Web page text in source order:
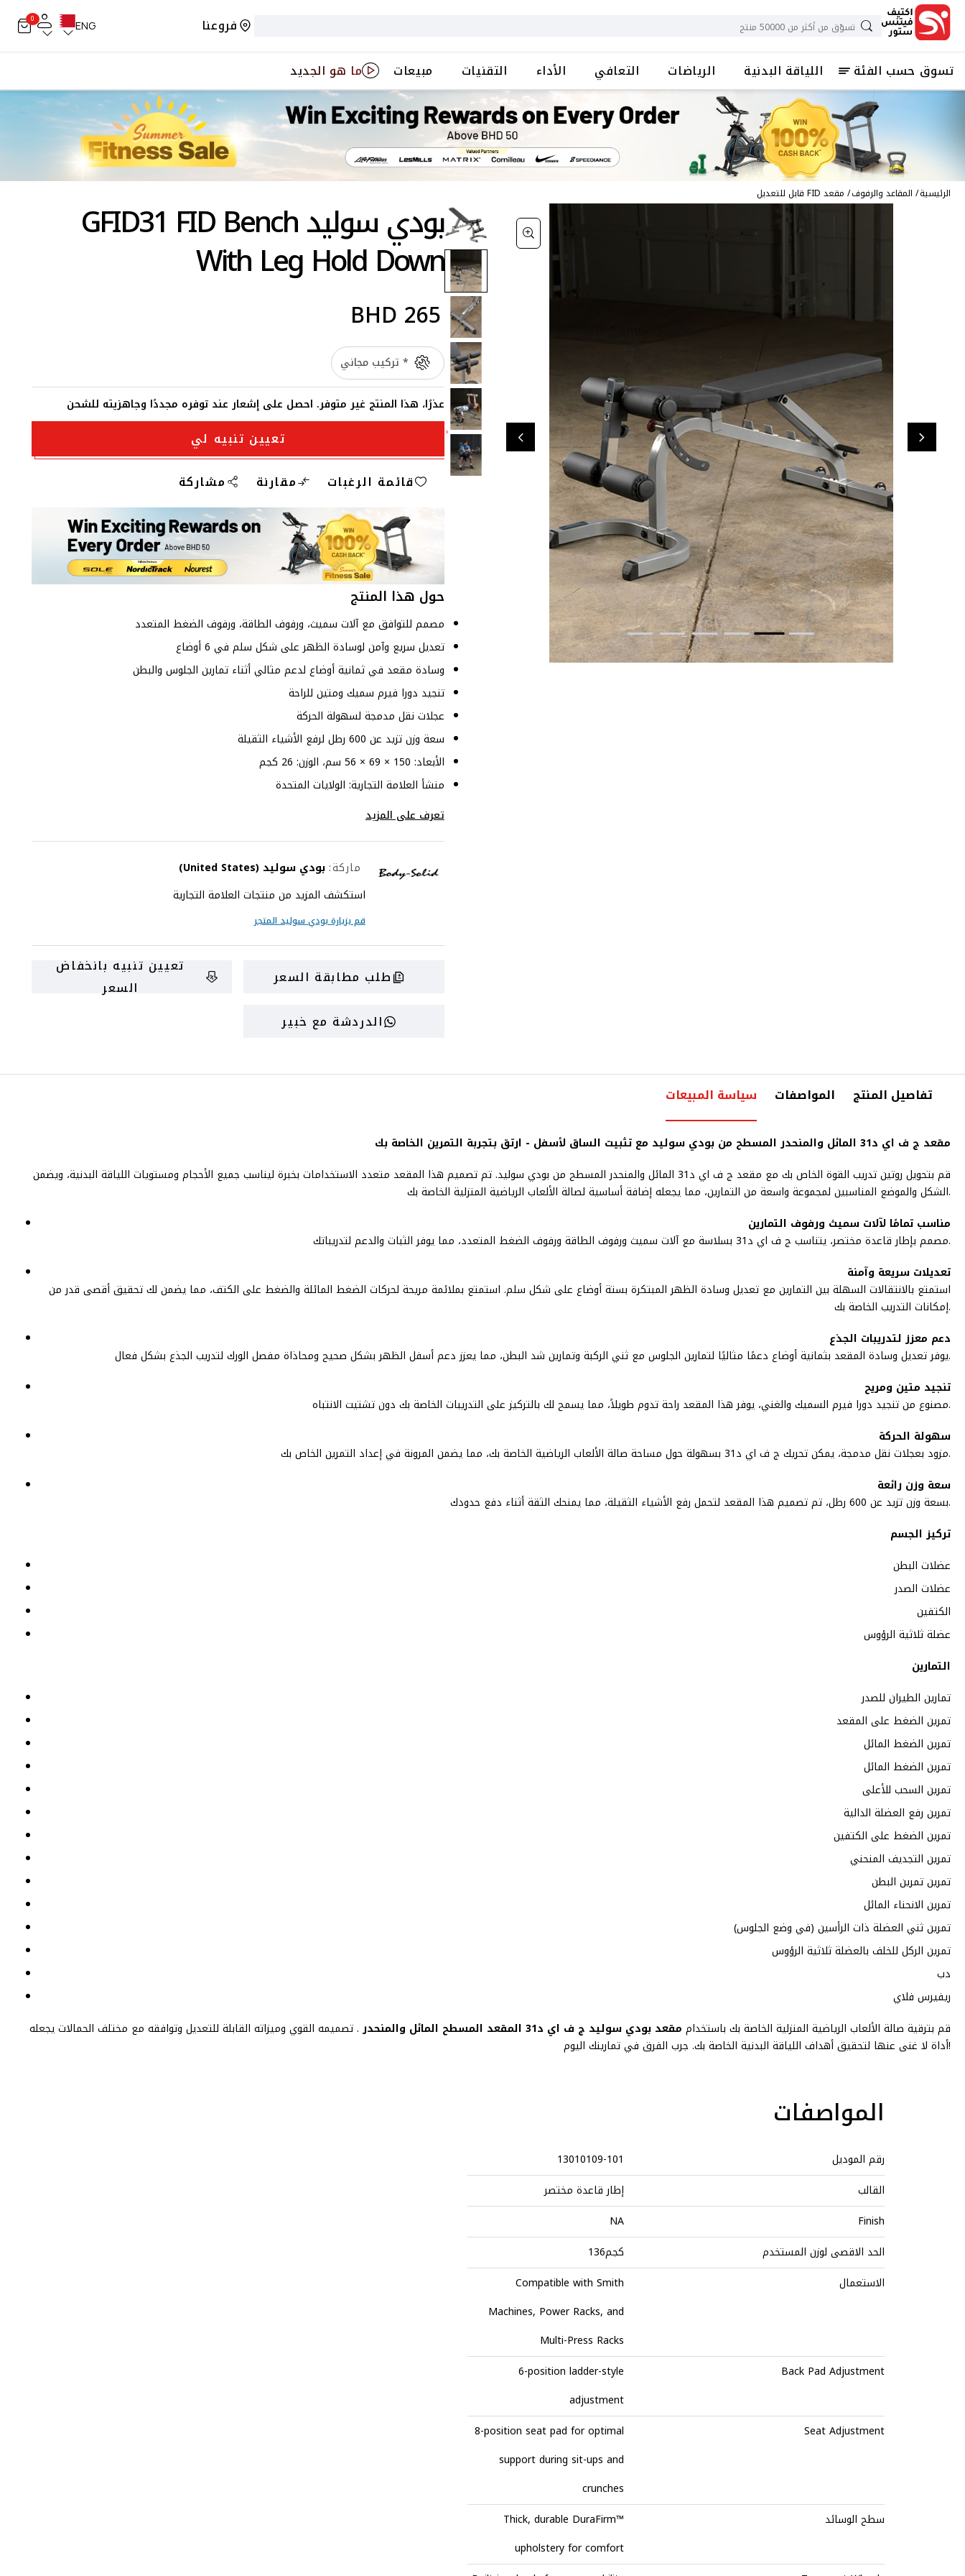
فروعنا ENG
0
تسوق حسب الفئة اللياقة البدنية الرياضات التعافي الأداء التقنيات مبيعات ما هو الجديد
الرئيسية المقاعد والرفوف مقعد FID قابل للتعديل
بودي سوليد GFID31 FID Bench
With Leg Hold Down
BHD 265
* تركيب مجاني
عذرًا، هذا المنتج غير متوفر. احصل على إشعار عند توفره مجددًا وجاهزيته للشحن
تعيين تنبيه لي
قائمة الرغبات
مقارنة مشاركة
حول هذا المنتج
مصمم للتوافق مع آلات سميث، ورفوف الطاقة، ورفوف الضغط المتعدد
تعديل سريع وآمن لوسادة الظهر على شكل سلم في 6 أوضاع
وسادة مقعد في ثمانية أوضاع لدعم مثالي أثناء تمارين الجلوس والبطن
تنجيد دورا فيرم سميك ومتين للراحة
عجلات نقل مدمجة لسهولة الحركة
سعة وزن تزيد عن 600 رطل لرفع الأشياء الثقيلة
الأبعاد: 150 × 69 × 56 سم، الوزن: 26 كجم
منشأ العلامة التجارية: الولايات المتحدة
تعرف على المزيد
ماركة: بودي سوليد (United States)
استكشف المزيد من منتجات العلامة التجارية
قم بزيارةبودي سوليدالمتجر
طلب مطابقة السعر
تعيين تنبيه بانخفاض
السعر
الدردشة مع خبير
تفاصيل المنتج المواصفات سياسة المبيعات
مقعد ج ف اي د31 المائل والمنحدر المسطح من بودي سوليد مع تثبيت الساق لأسفل - ارتق بتجربة التمرين الخاصة بك
قم بتحويل روتين تدريب القوة الخاص بك مع مقعد ج ف اي د31 المائل والمنحدر المسطح من بودي سوليد. تم تصميم هذا المقعد متعدد الاستخدامات بخبرة ليناسب جميع الأحجام ومستويات اللياقة البدنية، ويضمن
الشكل والموضع المناسبين لمجموعة واسعة من التمارين، مما يجعله إضافة أساسية لصالة الألعاب الرياضية المنزلية الخاصة بك.
مناسب تمامًا لآلات سميث ورفوف التمارين
مصمم بإطار قاعدة مختصر، يتناسب ج ف اي د31 بسلاسة مع آلات سميث ورفوف الطاقة ورفوف الضغط المتعدد، مما يوفر الثبات والدعم لتدريباتك.
تعديلات سريعة وآمنة
استمتع بالانتقالات السهلة بين التمارين مع تعديل وسادة الظهر المبتكرة بستة أوضاع على شكل سلم. استمتع بملائمة مريحة لحركات الضغط المائلة والضغط على الكتف، مما يضمن لك تحقيق أقصى قدر من
إمكانات التدريب الخاصة بك.
دعم معزز لتدريبات الجذع
يوفر تعديل وسادة المقعد بثمانية أوضاع دعمًا مثاليًا لتمارين الجلوس مع ثني الركبة وتمارين شد البطن، مما يعزز دعم أسفل الظهر بشكل صحيح ومحاذاة مفصل الورك لتدريب الجذع بشكل فعال.
تنجيد متين ومريح
مصنوع من تنجيد دورا فيرم السميك والغني، يوفر هذا المقعد راحة تدوم طويلاً، مما يسمح لك بالتركيز على التدريبات الخاصة بك دون تشتيت الانتباه.
سهولة الحركة
مزود بعجلات نقل مدمجة، يمكن تحريك ج ف اي د31 بسهولة حول مساحة صالة الألعاب الرياضية الخاصة بك، مما يضمن المرونة في إعداد التمرين الخاص بك.
سعة وزن رائعة
بسعة وزن تزيد عن 600 رطل، تم تصميم هذا المقعد لتحمل رفع الأشياء الثقيلة، مما يمنحك الثقة أثناء دفع حدودك.
تركيز الجسم
عضلات البطن
عضلات الصدر
الكتفين
عضلة ثلاثية الرؤوس
التمارين
تمارين الطيران للصدر
تمرين الضغط على المقعد
تمرين الضغط المائل
تمرين الضغط المائل
تمرين السحب للأعلى
تمرين رفع العضلة الدالية
تمرين الضغط على الكتفين
تمرين التجديف المنحني
تمرين تمرين البطن
تمرين الانحناء المائل
تمرين ثني العضلة ذات الرأسين (في وضع الجلوس)
تمرين الركل للخلف بالعضلة ثلاثية الرؤوس
دب
ريفيرس فلاي
قم بترقية صالة الألعاب الرياضية المنزلية الخاصة بك باستخدام مقعد بودي سوليد ج ف اي د31 المقعد المسطح المائل والمنحدر
. تصميمه القوي وميزاته القابلة للتعديل وتوافقه مع مختلف الحمالات يجعله
أداة لا غنى عنها لتحقيق أهداف اللياقة البدنية الخاصة بك. جرب الفرق في تمارينك اليوم!
المواصفات
رقم الموديل
13010109-101
القالب
إطار قاعدة مختصر
Finish
NA
الحد الاقصى لوزن المستخدم
136كجم
الاستعمال
Compatible with Smith
Machines, Power Racks, and
Multi-Press Racks
Back Pad Adjustment
6-position ladder-style
adjustment
Seat Adjustment
8-position seat pad for optimal
support during sit-ups and
crunches
سطح الوسائد
Thick, durable DuraFirm™
upholstery for comfort